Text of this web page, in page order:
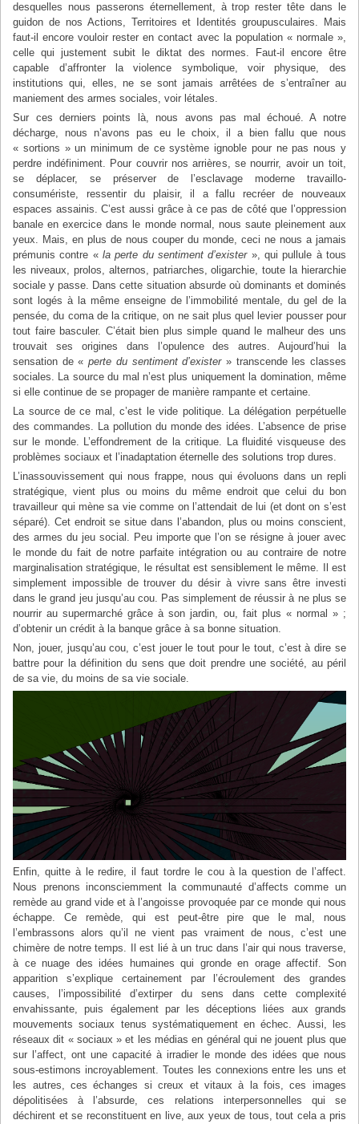
desquelles nous passerons éternellement, à trop rester tête dans le
guidon de nos Actions, Territoires et Identités groupusculaires. Mais
faut-il encore vouloir rester en contact avec la population « normale »,
celle qui justement subit le diktat des normes. Faut-il encore être
capable d’affronter la violence symbolique, voir physique, des
institutions qui, elles, ne se sont jamais arrêtées de s’entraîner au
maniement des armes sociales, voir létales.
Sur ces derniers points là, nous avons pas mal échoué. A notre
décharge, nous n’avons pas eu le choix, il a bien fallu que nous
« sortions » un minimum de ce système ignoble pour ne pas nous y
perdre indéfiniment. Pour couvrir nos arrières, se nourrir, avoir un toit,
se déplacer, se préserver de l’esclavage moderne travaillo-
consumériste, ressentir du plaisir, il a fallu recréer de nouveaux
espaces assainis. C’est aussi grâce à ce pas de côté que l’oppression
banale en exercice dans le monde normal, nous saute pleinement aux
yeux. Mais, en plus de nous couper du monde, ceci ne nous a jamais
prémunis contre «la perte du sentiment d’exister», qui pullule à tous
les niveaux, prolos, alternos, patriarches, oligarchie, toute la hierarchie
sociale y passe. Dans cette situation absurde où dominants et dominés
sont logés à la même enseigne de l’immobilité mentale, du gel de la
pensée, du coma de la critique, on ne sait plus quel levier pousser pour
tout faire basculer. C’était bien plus simple quand le malheur des uns
trouvait ses origines dans l’opulence des autres. Aujourd’hui la
sensation de « perte du sentiment d’exister» transcende les classes
sociales. La source du mal n’est plus uniquement la domination, même
si elle continue de se propager de manière rampante et certaine.
La source de ce mal, c’est le vide politique. La délégation perpétuelle
des commandes. La pollution du monde des idées. L’absence de prise
sur le monde. L’effondrement de la critique. La fluidité visqueuse des
problèmes sociaux et l’inadaptation éternelle des solutions trop dures.
L’inassouvissement qui nous frappe, nous qui évoluons dans un repli
stratégique, vient plus ou moins du même endroit que celui du bon
travailleur qui mène sa vie comme on l’attendait de lui (et dont on s’est
séparé). Cet endroit se situe dans l’abandon, plus ou moins conscient,
des armes du jeu social. Peu importe que l’on se résigne à jouer avec
le monde du fait de notre parfaite intégration ou au contraire de notre
marginalisation stratégique, le résultat est sensiblement le même. Il est
simplement impossible de trouver du désir à vivre sans être investi
dans le grand jeu jusqu’au cou. Pas simplement de réussir à ne plus se
nourrir au supermarché grâce à son jardin, ou, fait plus « normal » ;
d’obtenir un crédit à la banque grâce à sa bonne situation.
Non, jouer, jusqu’au cou, c’est jouer le tout pour le tout, c’est à dire se
battre pour la définition du sens que doit prendre une société, au péril
de sa vie, du moins de sa vie sociale.
Enfin, quitte à le redire, il faut tordre le cou à la question de l’affect.
Nous prenons inconsciemment la communauté d’affects comme un
remède au grand vide et à l’angoisse provoquée par ce monde qui nous
échappe. Ce remède, qui est peut-être pire que le mal, nous
l’embrassons alors qu’il ne vient pas vraiment de nous, c’est une
chimère de notre temps. Il est lié à un truc dans l’air qui nous traverse,
à ce nuage des idées humaines qui gronde en orage affectif. Son
apparition s’explique certainement par l’écroulement des grandes
causes, l’impossibilité d’extirper du sens dans cette complexité
envahissante, puis également par les déceptions liées aux grands
mouvements sociaux tenus systématiquement en échec. Aussi, les
réseaux dit « sociaux » et les médias en général qui ne jouent plus que
sur l’affect, ont une capacité à irradier le monde des idées que nous
sous-estimons incroyablement. Toutes les connexions entre les uns et
les autres, ces échanges si creux et vitaux à la fois, ces images
dépolitisées à l’absurde, ces relations interpersonnelles qui se
déchirent et se reconstituent en live, aux yeux de tous, tout cela a pris